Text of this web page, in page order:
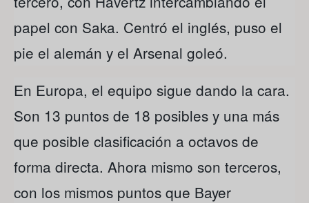
papel con Saka. Centró el inglés, puso el
pie el alemán y el Arsenal goleó.
En Europa, el equipo sigue dando la cara.
Son 13 puntos de 18 posibles y una más
que posible clasificación a octavos de
forma directa. Ahora mismo son terceros,
con los mismos puntos que Bayer